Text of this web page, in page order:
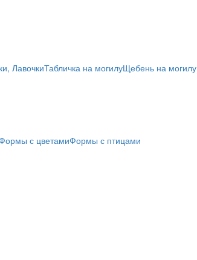
ЛавочкиТабличка на могилуЩебень на могилу
с цветамиФормы с птицами